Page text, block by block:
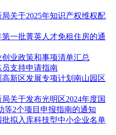
关于2025年知识产权维权配
一批菁英人才免租住房的通
业政策和事项清单汇总
员支持申请指南
新区发展专项计划南山园区
关于发布光明区2024年度国
等2个项目申报指南的通知
批拟入库科技型中小企业名单